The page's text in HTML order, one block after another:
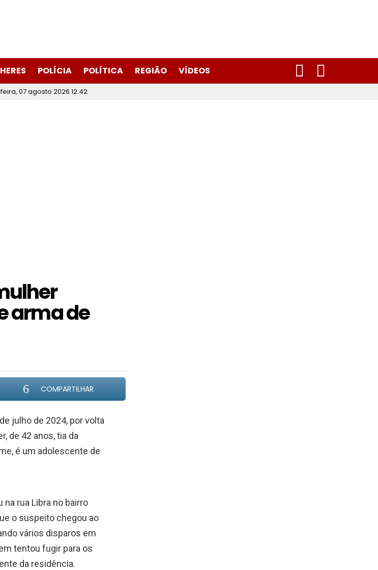
POLÍCIA POLÍTICA REGIÃO VÍDEOS
SEARCH
07 agosto 2026 12:42
arma de
COMPARTILHAR
julho de 2024, por volta
de 42 anos, tia da
é um adolescente de
rua Libra no bairro
o suspeito chegou ao
vários disparos em
tentou fugir para os
da residência.